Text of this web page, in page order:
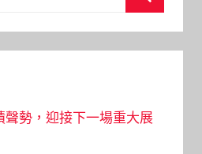
聲勢，迎接下一場重大展